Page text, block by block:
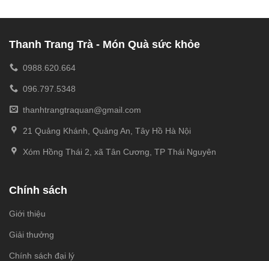
Thanh Trang Trà - Món Quà sức khỏe
0988.620.664
096.797.5348
thanhtrangtraquan@gmail.com
21 Quảng Khánh, Quảng An, Tây Hồ Hà Nội
Xóm Hồng Thái 2, xã Tân Cương, TP Thái Nguyên
Chính sách
Giới thiệu
Giải thưởng
Chính sách đại lý